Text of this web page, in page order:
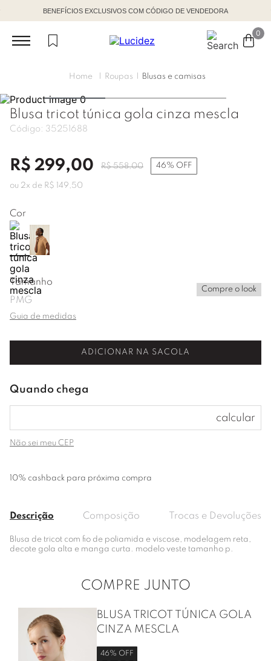
BENEFÍCIOS EXCLUSIVOS COM CÓDIGO DE VENDEDORA
0
Roupas Blusas e camisas
Blusa tricot túnica gola cinza mescla
Código: 35251688
R$ 299,00 R$ 558,00 46% OFF
ou 2x de R$ 149 ,50
Cor
Tamanho
PMG
Compre o look
Guia de medidas
ADICIONAR NA SACOLA
Não sei meu CEP
10% cashback para próxima compra
Descrição Composição Trocas e Devoluções
Blusa de tricot com fio de poliamida e viscose, modelagem reta,
decote gola alta e manga curta. modelo veste tamanho p.
COMPRE JUNTO
BLUSA TRICOT TÚNICA GOLA
CINZA MESCLA
46% OFF